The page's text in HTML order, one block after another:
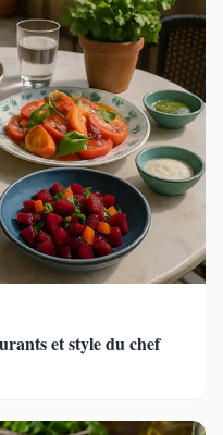
et style du chef